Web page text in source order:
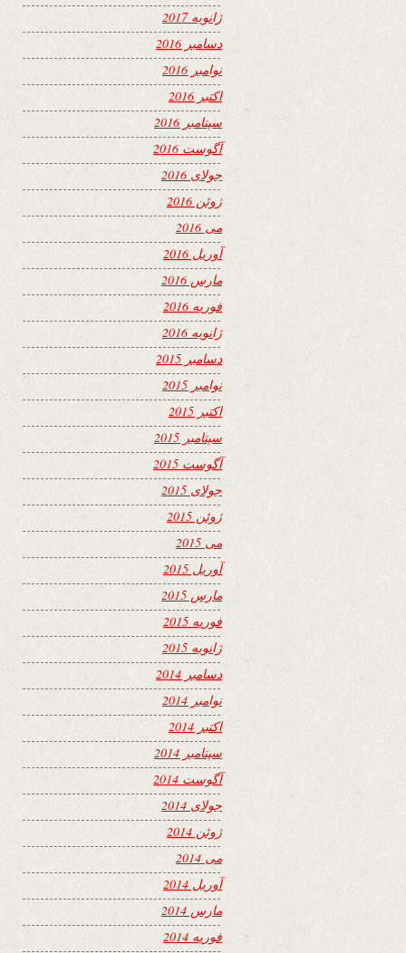
ژانویه 2017
دسامبر 2016
نوامبر 2016
اکتبر 2016
سپتامبر 2016
آگوست 2016
جولای 2016
ژوئن 2016
می 2016
آوریل 2016
مارس 2016
فوریه 2016
ژانویه 2016
دسامبر 2015
نوامبر 2015
اکتبر 2015
سپتامبر 2015
آگوست 2015
جولای 2015
ژوئن 2015
می 2015
آوریل 2015
مارس 2015
فوریه 2015
ژانویه 2015
دسامبر 2014
نوامبر 2014
اکتبر 2014
سپتامبر 2014
آگوست 2014
جولای 2014
ژوئن 2014
می 2014
آوریل 2014
مارس 2014
فوریه 2014